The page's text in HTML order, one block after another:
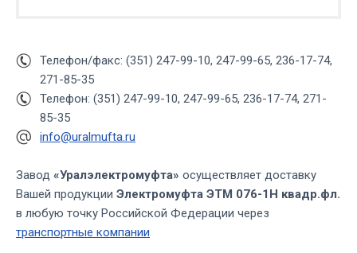
Телефон/факс: (351) 247-99-10, 247-99-65, 236-17-74,
271-85-35
Телефон: (351) 247-99-10, 247-99-65, 236-17-74, 271-
85-35
info@uralmufta.ru
Завод «Уралэлектромуфта» осуществляет доставку
Вашей продукции Электромуфта ЭТМ 076-1Н квадр.фл.
в любую точку Российской Федерации через
транспортные компании